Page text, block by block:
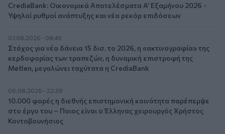
CrediaBank: Οικονομικά Αποτελέσματα A’ Εξαμήνου 2026 -
Υψηλοί ρυθμοί ανάπτυξης και νέα ρεκόρ επιδόσεων
07.08.2026 - 08:45
Στόχος για νέα δάνεια 15 δισ. το 2026, η «ακτινογραφία» της
κερδοφορίας των τραπεζών, η δυναμική επιστροφή της
Metlen, μεγαλώνει ταχύτατα η CrediaBank
06.08.2026 - 22:39
10.000 φορές η διεθνής επιστημονική κοινότητα παρέπεμψε
στο έργο του – Ποιος είναι ο Έλληνας χειρουργός Χρήστος
Κοντοβουνήσιος